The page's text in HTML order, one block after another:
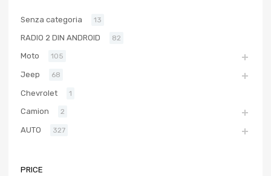
Senza categoria 13
RADIO 2 DIN ANDROID 82
Moto 105
Jeep 68
Chevrolet 1
Camion 2
AUTO 327
PRICE